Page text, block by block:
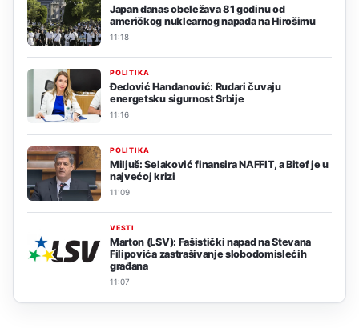
Japan danas obeležava 81 godinu od
američkog nuklearnog napada na Hirošimu
11:18
POLITIKA
Đedović Handanović: Rudari čuvaju
energetsku sigurnost Srbije
11:16
POLITIKA
Miljuš: Selaković finansira NAFFIT, a Bitef je u
najvećoj krizi
11:09
VESTI
Marton (LSV): Fašistički napad na Stevana
Filipovića zastrašivanje slobodomislećih
građana
11:07